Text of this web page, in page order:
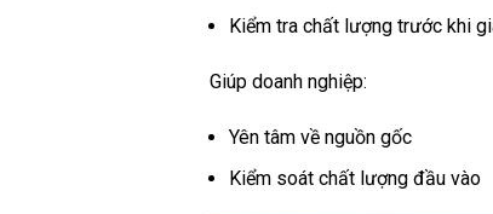
Kiểm tra chất lượng trước khi
Giúp doanh nghiệp:
Yên tâm về nguồn gốc
Kiểm soát chất lượng đầu vào